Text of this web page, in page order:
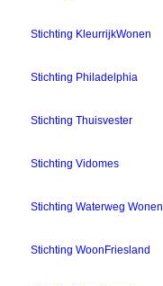
Stichting KleurrijkWonen
Stichting Philadelphia
Stichting Thuisvester
Stichting Vidomes
Stichting Waterweg Wonen
Stichting WoonFriesland